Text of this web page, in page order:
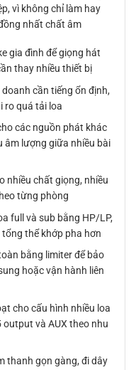
vì không chỉ làm hay
nhất chất âm
gia đình để giọng hát
thay nhiều thiết bị
cần tiếng ổn định,
ro quá tải loa
các nguồn phát khác
âm lượng giữa nhiều bài
nhiều chất giọng, nhiều
từng phòng
full và sub bằng HP/LP,
tổng thể khớp pha hơn
bằng limiter để bảo
hoặc vận hành liên
cho cấu hình nhiều loa
output và AUX theo nhu
thanh gọn gàng, đi dây